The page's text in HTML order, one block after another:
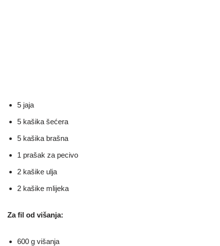
5 jaja
5 kašika šećera
5 kašika brašna
1 prašak za pecivo
2 kašike ulja
2 kašike mlijeka
Za fil od višanja:
600 g višanja